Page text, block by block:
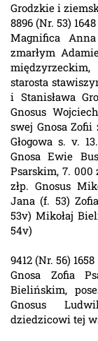
Grodzkie i
8896 (Nr. 53) 1648
Magnifica
zmarłym
starosta
i Stanisława
Gnosus
swej Gnosa
Głogowa s. v.
Gnosa Ewie
Psarskim, 7. 000
złp. Gnosus
Jana (f. 53)
53v) Mikołaj
54v)
9412 (Nr. 56) 1658
Gnosa Zofia
Bielińskim,
Gnosus
dziedzicowi tej